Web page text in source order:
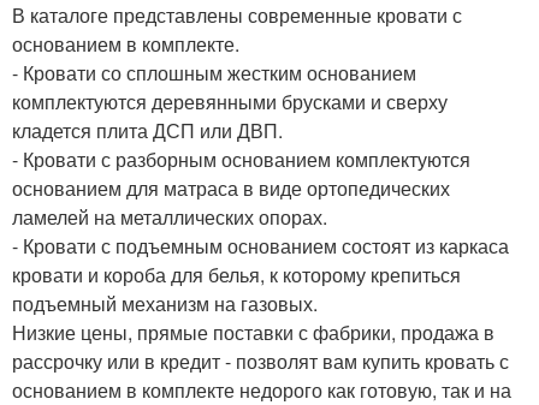
В каталоге представлены современные кровати с
основанием в комплекте.
- Кровати со сплошным жестким основанием
комплектуются деревянными брусками и сверху
кладется плита ДСП или ДВП.
- Кровати с разборным основанием комплектуются
основанием для матраса в виде ортопедических
ламелей на металлических опорах.
- Кровати с подъемным основанием состоят из каркаса
кровати и короба для белья, к которому крепиться
подъемный механизм на газовых.
Низкие цены, прямые поставки с фабрики, продажа в
рассрочку или в кредит - позволят вам купить кровать с
основанием в комплекте недорого как готовую, так и на